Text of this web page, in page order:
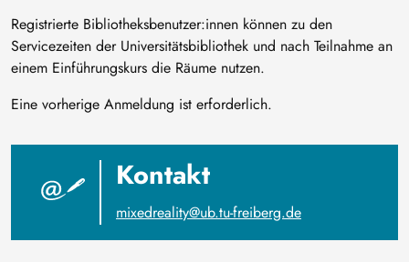
Registrierte Bibliotheksbenutzer:innen können zu den
Servicezeiten der Universitätsbibliothek und nach Teilnahme an
einem Einführungskurs die Räume nutzen.
Eine vorherige Anmeldung ist erforderlich.
Kontakt
mixedreality@ub.tu-freiberg.de